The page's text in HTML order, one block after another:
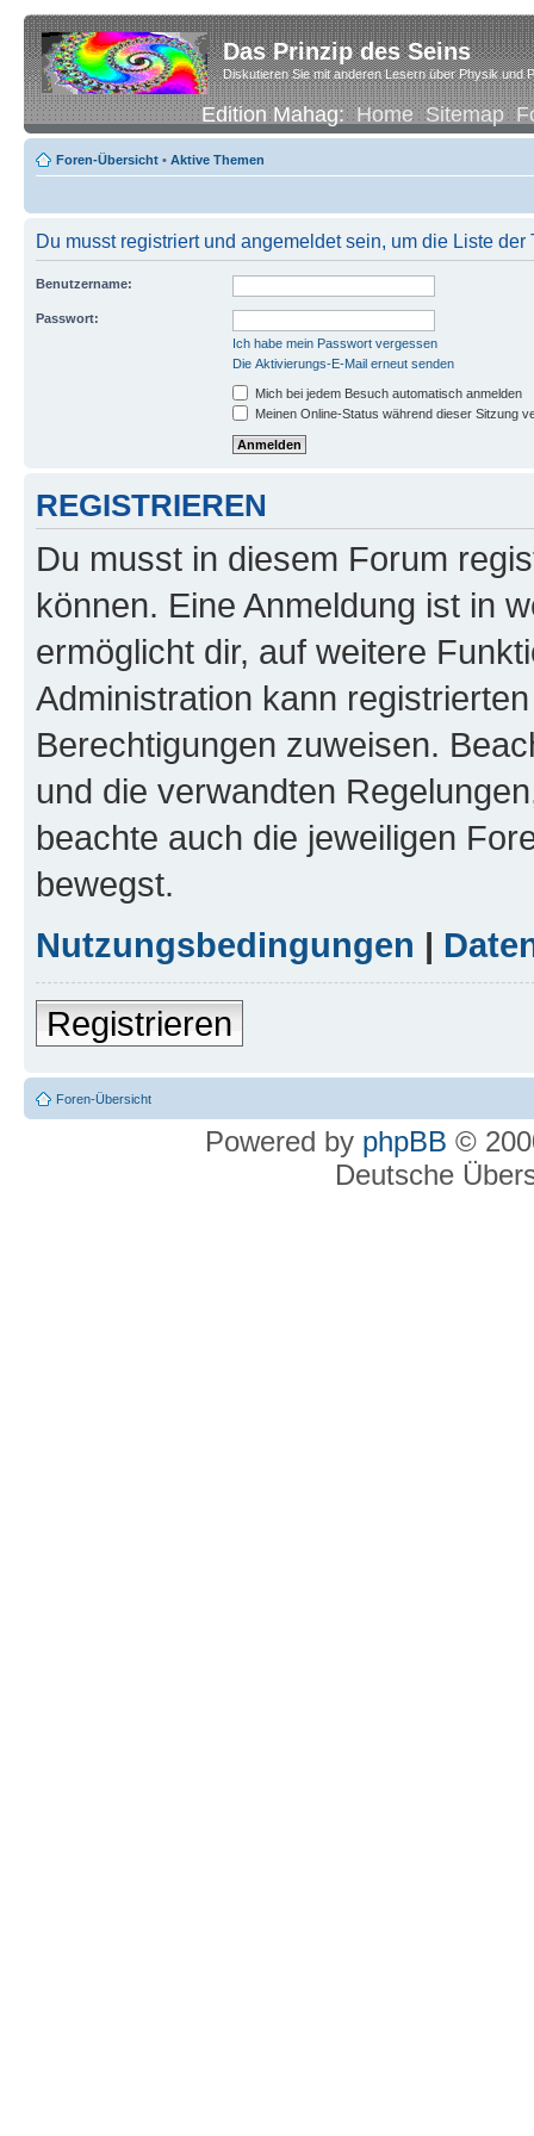
Das Prinzip des Seins
Diskutieren Sie mit anderen Lesern über Physik und
Edition Mahag:Home Sitemap
Foren-Übersicht • Aktive Themen
Du musst registriert und angemeldet sein, um die Liste
Benutzername:
Passwort:
Ich habe mein Passwort vergessen
Die Aktivierungs-E-Mail erneut senden
Mich bei jedem Besuch automatisch anmelden
Meinen Online-Status während dieser Sitzung
REGISTRIEREN
Du musst in diesem Forum
können. Eine Anmeldung ist in
ermöglicht dir, auf weitere
Administration kann
Berechtigungen zuweisen.
und die verwandten
beachte auch die jeweiligen
bewegst.
Nutzungsbedingungen |
Registrieren
Foren-Übersicht
Powered by phpBB ©
Deutsche